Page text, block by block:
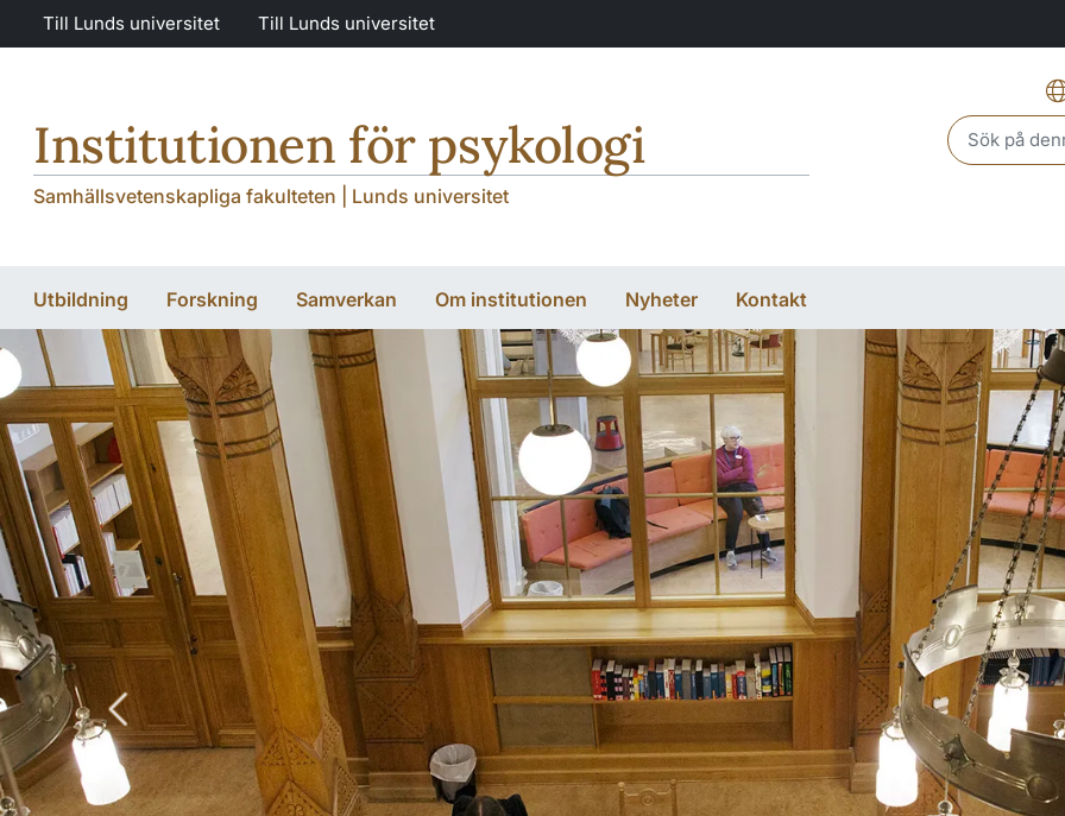
Hoppa till huvudinnehåll
Hoppa till huvudinnehåll
Till Lunds universitet Till Lunds universitet
Institutionen för psykologi
Samhällsvetenskapliga fakulteten | Lunds universitet
Header search
Utbildning Forskning Samverkan Om institutionen Nyheter Kontakt
Föregående